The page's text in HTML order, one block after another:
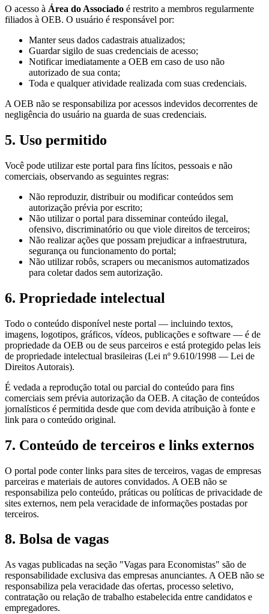
O acesso à Área do Associado é restrito a membros regularmente
filiados à OEB. O usuário é responsável por:
Manter seus dados cadastrais atualizados;
Guardar sigilo de suas credenciais de acesso;
Notificar imediatamente a OEB em caso de uso não
autorizado de sua conta;
Toda e qualquer atividade realizada com suas credenciais.
A OEB não se responsabiliza por acessos indevidos decorrentes de
negligência do usuário na guarda de suas credenciais.
5. Uso permitido
Você pode utilizar este portal para fins lícitos, pessoais e não
comerciais, observando as seguintes regras:
Não reproduzir, distribuir ou modificar conteúdos sem
autorização prévia por escrito;
Não utilizar o portal para disseminar conteúdo ilegal,
ofensivo, discriminatório ou que viole direitos de terceiros;
Não realizar ações que possam prejudicar a infraestrutura,
segurança ou funcionamento do portal;
Não utilizar robôs, scrapers ou mecanismos automatizados
para coletar dados sem autorização.
6. Propriedade intelectual
Todo o conteúdo disponível neste portal — incluindo textos,
imagens, logotipos, gráficos, vídeos, publicações e software — é de
propriedade da OEB ou de seus parceiros e está protegido pelas leis
de propriedade intelectual brasileiras (Lei nº 9.610/1998 — Lei de
Direitos Autorais).
É vedada a reprodução total ou parcial do conteúdo para fins
comerciais sem prévia autorização da OEB. A citação de conteúdos
jornalísticos é permitida desde que com devida atribuição à fonte e
link para o conteúdo original.
7. Conteúdo de terceiros e links externos
O portal pode conter links para sites de terceiros, vagas de empresas
parceiras e materiais de autores convidados. A OEB não se
responsabiliza pelo conteúdo, práticas ou políticas de privacidade de
sites externos, nem pela veracidade de informações postadas por
terceiros.
8. Bolsa de vagas
As vagas publicadas na seção "Vagas para Economistas" são de
responsabilidade exclusiva das empresas anunciantes. A OEB não se
responsabiliza pela veracidade das ofertas, processo seletivo,
contratação ou relação de trabalho estabelecida entre candidatos e
empregadores.